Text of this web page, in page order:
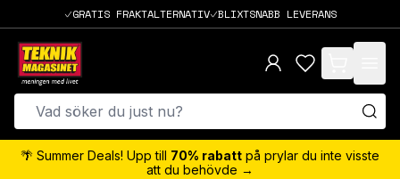
GRATIS FRAKTALTERNATIV BLIXTSNABB LEVERANS
items in cart,
🌴 Summer Deals! Upp till 70% rabatt på prylar du inte visste
att du behövde →